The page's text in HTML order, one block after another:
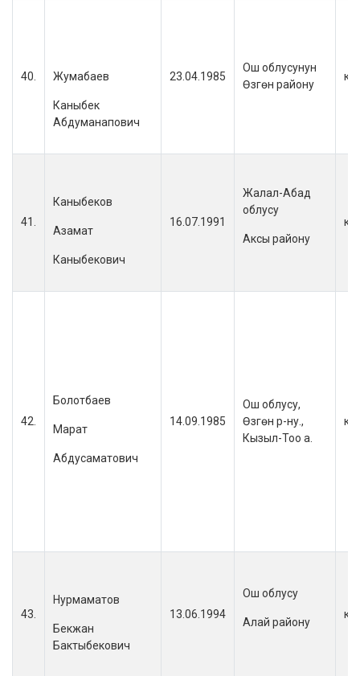
40. Жумабаев
Каныбек
Абдуманапович
23.04.1985
Ош облусунун
Өзгөн району
41.
Каныбеков
Азамат
Каныбекович
16.07.1991
Жалал-Абад
облусу
Аксы району
42.
Болотбаев
Марат
Абдусаматович
14.09.1985
Ош облусу,
Өзгөн р-ну.,
Кызыл-Тоо а.
43.
Нурмаматов
Бекжан
Бактыбекович
13.06.1994
Ош облусу
Алай району